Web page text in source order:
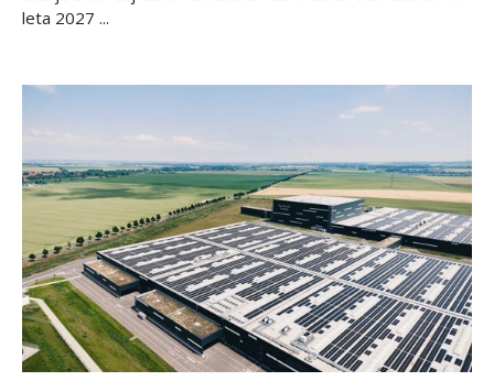
leta 2027 ...